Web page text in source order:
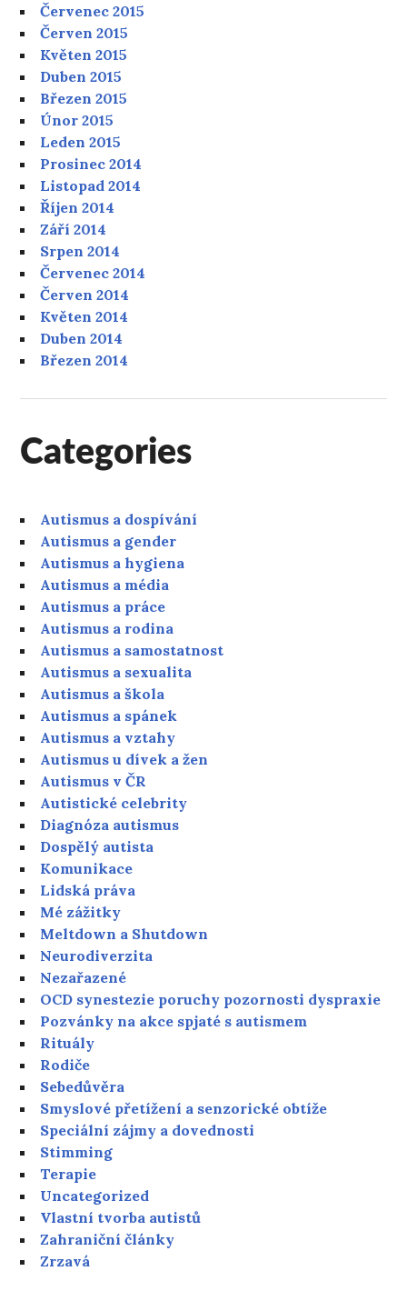
Červenec 2015
Červen 2015
Květen 2015
Duben 2015
Březen 2015
Únor 2015
Leden 2015
Prosinec 2014
Listopad 2014
Říjen 2014
Září 2014
Srpen 2014
Červenec 2014
Červen 2014
Květen 2014
Duben 2014
Březen 2014
Categories
Autismus a dospívání
Autismus a gender
Autismus a hygiena
Autismus a média
Autismus a práce
Autismus a rodina
Autismus a samostatnost
Autismus a sexualita
Autismus a škola
Autismus a spánek
Autismus a vztahy
Autismus u dívek a žen
Autismus v ČR
Autistické celebrity
Diagnóza autismus
Dospělý autista
Komunikace
Lidská práva
Mé zážitky
Meltdown a Shutdown
Neurodiverzita
Nezařazené
OCD synestezie poruchy pozornosti dyspraxie
Pozvánky na akce spjaté s autismem
Rituály
Rodiče
Sebedůvěra
Smyslové přetížení a senzorické obtíže
Speciální zájmy a dovednosti
Stimming
Terapie
Uncategorized
Vlastní tvorba autistů
Zahraniční články
Zrzavá